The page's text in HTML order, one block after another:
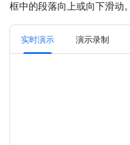
框中的段落向上或向下滑动。
实时演示 演示录制